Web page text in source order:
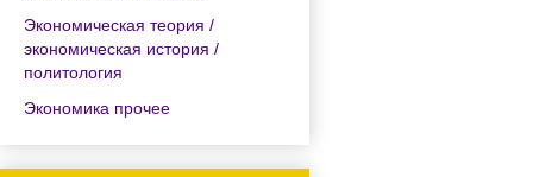
Экономическая теория /
экономическая история /
политология
Экономика прочее